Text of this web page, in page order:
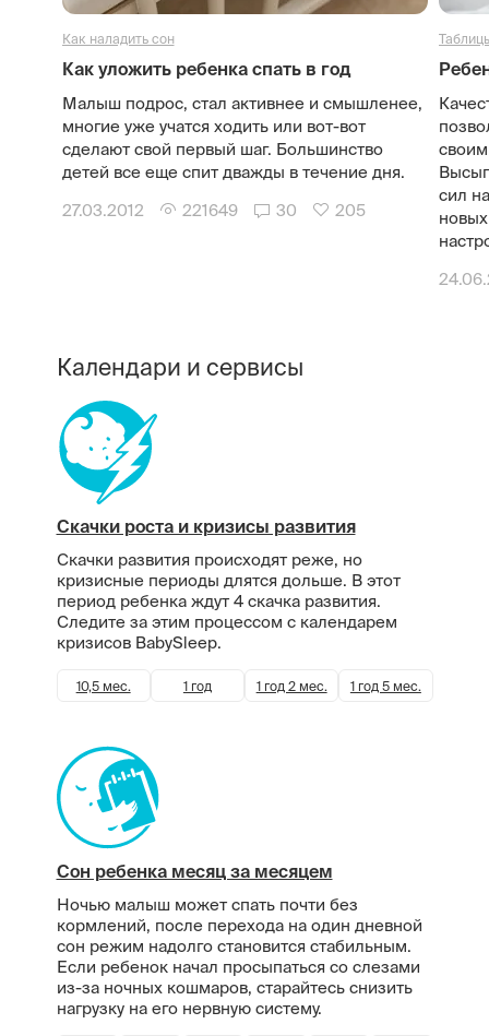
Как наладить сон
Как уложить ребенка спать в год
Малыш подрос, стал активнее и смышленее,
многие уже учатся ходить или вот-вот
сделают свой первый шаг. Большинство
детей все еще спит дважды в течение дня.
27.03.2012 221649 30 205
сил
Календари и сервисы
Скачки роста и кризисы развития
Скачки развития происходят реже, но
кризисные периоды длятся дольше. В этот
период ребенка ждут 4 скачка развития.
Следите за этим процессом с календарем
кризисов BabySleep.
10,5 мес. 1 год 1 год 2 мес. 1 год 5 мес.
Сон ребенка месяц за месяцем
Ночью малыш может спать почти без
кормлений, после перехода на один дневной
сон режим надолго становится стабильным.
Если ребенок начал просыпаться со слезами
из-за ночных кошмаров, старайтесь снизить
нагрузку на его нервную систему.